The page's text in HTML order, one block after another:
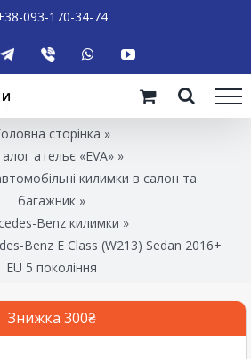
093-170-34-74
сторінка »
ательє «EVA»»
килимки в салон та
багажник »
Benz килимки »
Benz E Class (W213) Sedan 2016+
EU 5 покоління
Знижка 300₴